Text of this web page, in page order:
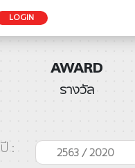
LOGIN
AWARD
รางวัล
ปี : 2563 / 2020